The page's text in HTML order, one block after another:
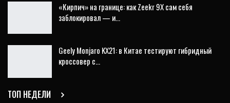
«Кирпич» на границе: как Zeekr 9X сам себя
заблокировал — и…
Geely Monjaro KX21: в Китае тестируют гибридный
кроссовер с…
ТОП НЕДЕЛИ